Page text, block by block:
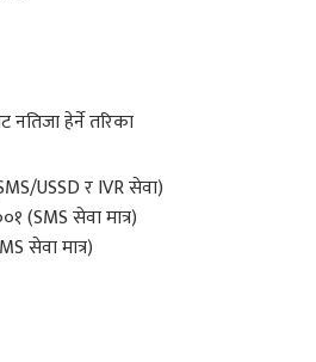
हेर्ने तरिका
USSD र IVR सेवा)
(SMS सेवा मात्र)
सेवा मात्र)